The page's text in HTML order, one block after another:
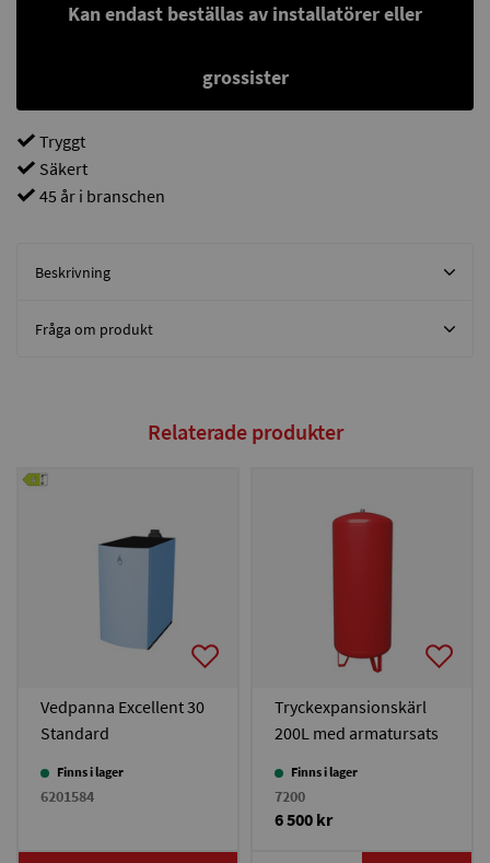
Kan endast beställas av installatörer eller
grossister
Tryggt
Säkert
45 år i branschen
Beskrivning
Fråga om produkt
Relaterade produkter
Vedpanna Excellent 30
Standard
Finns i lager
6201584
Tryckexpansionskärl
200L med armatursats
Finns i lager
7200
6 500 kr